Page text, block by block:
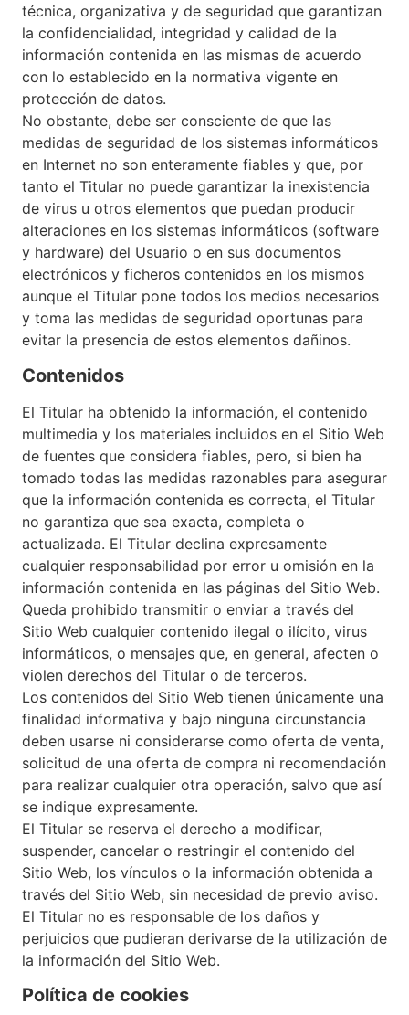
técnica, organizativa y de seguridad que garantizan
la confidencialidad, integridad y calidad de la
información contenida en las mismas de acuerdo
con lo establecido en la normativa vigente en
protección de datos.
No obstante, debe ser consciente de que las
medidas de seguridad de los sistemas informáticos
en Internet no son enteramente fiables y que, por
tanto el Titular no puede garantizar la inexistencia
de virus u otros elementos que puedan producir
alteraciones en los sistemas informáticos (software
y hardware) del Usuario o en sus documentos
electrónicos y ficheros contenidos en los mismos
aunque el Titular pone todos los medios necesarios
y toma las medidas de seguridad oportunas para
evitar la presencia de estos elementos dañinos.
Contenidos
El Titular ha obtenido la información, el contenido
multimedia y los materiales incluidos en el Sitio Web
de fuentes que considera fiables, pero, si bien ha
tomado todas las medidas razonables para asegurar
que la información contenida es correcta, el Titular
no garantiza que sea exacta, completa o
actualizada. El Titular declina expresamente
cualquier responsabilidad por error u omisión en la
información contenida en las páginas del Sitio Web.
Queda prohibido transmitir o enviar a través del
Sitio Web cualquier contenido ilegal o ilícito, virus
informáticos, o mensajes que, en general, afecten o
violen derechos del Titular o de terceros.
Los contenidos del Sitio Web tienen únicamente una
finalidad informativa y bajo ninguna circunstancia
deben usarse ni considerarse como oferta de venta,
solicitud de una oferta de compra ni recomendación
para realizar cualquier otra operación, salvo que así
se indique expresamente.
El Titular se reserva el derecho a modificar,
suspender, cancelar o restringir el contenido del
Sitio Web, los vínculos o la información obtenida a
través del Sitio Web, sin necesidad de previo aviso.
El Titular no es responsable de los daños y
perjuicios que pudieran derivarse de la utilización de
la información del Sitio Web.
Política de cookies